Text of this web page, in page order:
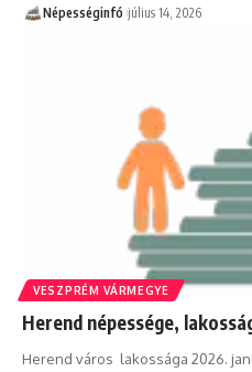
Népességinfó július 14, 2026
VESZPRÉM VÁRMEGYE
Herend népessége,
Herend város lakossága 2026.